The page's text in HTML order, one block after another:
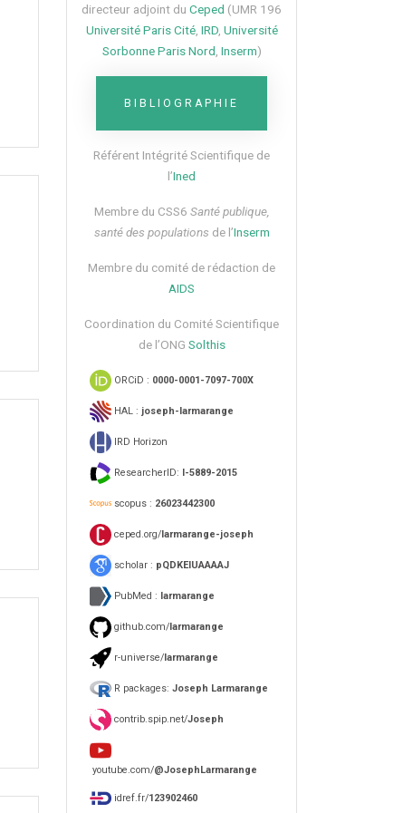
directeur adjoint du Ceped (UMR 196
Université Paris Cité, IRD, Université
Sorbonne Paris Nord Inserm)
BIBLIOGRAPHIE
Référent Intégrité Scientifique de
l’Ined
Membre du CSS6​ Santé publique,
santé des populations de l’Inserm
Membre du comité de rédaction de
AIDS
Coordination du Comité Scientifique
de l’ONG Solthis
ORCiD : 0000-0001-7097-700X
HAL : joseph-larmarange
IRD Horizon
ResearcherID: I-5889-2015
scopus : 26023442300
ceped.org/larmarange-joseph
scholar : pQDKEIUAAAAJ
PubMed : larmarange
github.com/larmarange
r-universe/larmarange
R packages: Joseph Larmarange
contrib.spip.net/Joseph
youtube.com/@JosephLarmarange
idref.fr/123902460